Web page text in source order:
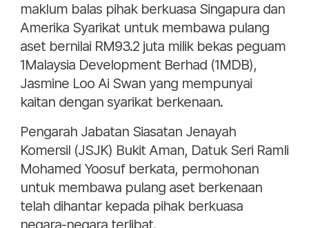
maklum balas pihak berkuasa Singapura dan
Amerika Syarikat untuk membawa pulang
aset bernilai RM93.2 juta milik bekas peguam
1Malaysia Development Berhad (1MDB),
Jasmine Loo Ai Swan yang mempunyai
kaitan dengan syarikat berkenaan.
Pengarah Jabatan Siasatan Jenayah
Komersil (JSJK) Bukit Aman, Datuk Seri Ramli
Mohamed Yoosuf berkata, permohonan
untuk membawa pulang aset berkenaan
telah dihantar kepada pihak berkuasa